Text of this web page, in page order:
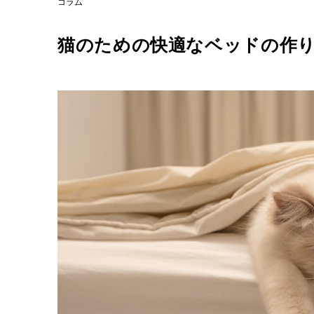
猫のための快適なベッドの作